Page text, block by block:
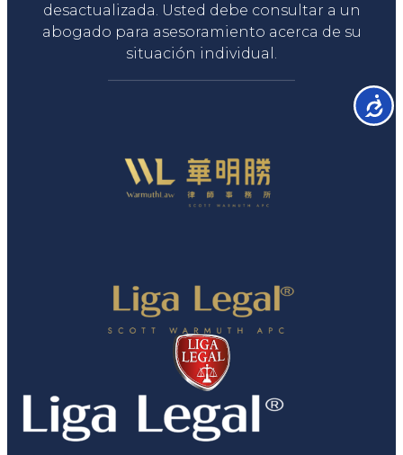
desactualizada. Usted debe consultar a un
abogado para asesoramiento acerca de su
situación individual.